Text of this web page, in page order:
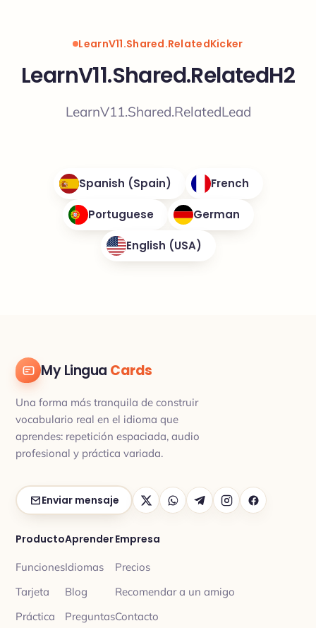
LearnV11.Shared.RelatedKicker
LearnV11.Shared.RelatedH2
LearnV11.Shared.RelatedLead
Spanish (Spain) French
Portuguese German
English (USA)
My Lingua Cards
Una forma más tranquila de construir
vocabulario real en el idioma que
aprendes: repetición espaciada, audio
profesional y práctica variada.
Enviar mensaje
Producto
Funciones
Tarjeta
Práctica
Aprender
Idiomas
Blog
Preguntas
Empresa
Precios
Recomendar a un amigo
Contacto